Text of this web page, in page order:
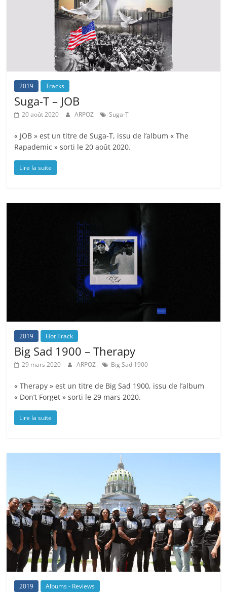
2019 Tracks
Suga-T – JOB
20 août 2020 ARPOZ Suga-T
« JOB » est un titre de Suga-T, issu de l’album « The
Rapademic » sorti le 20 août 2020.
Lire la suite
2019 Hot Track
Big Sad 1900 – Therapy
29 mars 2020 ARPOZ Big Sad 1900
« Therapy » est un titre de Big Sad 1900, issu de l’album
« Don’t Forget » sorti le 29 mars 2020.
Lire la suite
2019 Albums - Reviews